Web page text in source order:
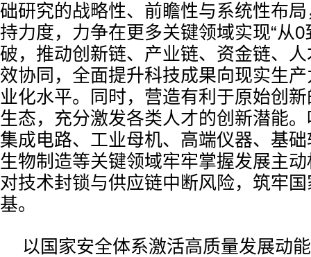
础研究的战略性、前瞻性与系统性布
持力度，力争在更多关键领域实现“从0
破，推动创新链、产业链、资金链、
效协同，全面提升科技成果向现实生
业化水平。同时，营造有利于原始创
生态，充分激发各类人才的创新潜能
集成电路、工业母机、高端仪器、基
生物制造等关键领域牢牢掌握发展主
对技术封锁与供应链中断风险，筑牢
基。
以国家安全体系激活高质量发展动